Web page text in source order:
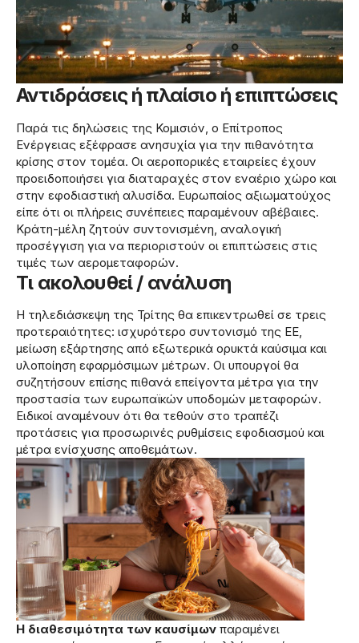
Αντιδράσεις ή πλαίσιο ή επιπτώσεις
Παρά τις δηλώσεις της Κομισιόν, ο Επίτροπος
Ενέργειας εξέφρασε ανησυχία για την πιθανότητα
κρίσης στον τομέα. Οι αεροπορικές εταιρείες έχουν
προειδοποιήσει για διαταραχές στον εναέριο χώρο και
στην εφοδιαστική αλυσίδα. Ευρωπαίος αξιωματούχος
είπε ότι οι πλήρεις συνέπειες παραμένουν αβέβαιες.
Κράτη-μέλη ζητούν συντονισμένη, αναλογική
προσέγγιση για να περιοριστούν οι επιπτώσεις στις
τιμές των αερομεταφορών.
Τι ακολουθεί / ανάλυση
Η τηλεδιάσκεψη της Τρίτης θα επικεντρωθεί σε τρεις
προτεραιότητες: ισχυρότερο συντονισμό της ΕΕ,
μείωση εξάρτησης από εξωτερικά ορυκτά καύσιμα και
υλοποίηση εφαρμόσιμων μέτρων. Οι υπουργοί θα
συζητήσουν επίσης πιθανά επείγοντα μέτρα για την
προστασία των ευρωπαϊκών υποδομών μεταφορών.
Ειδικοί αναμένουν ότι θα τεθούν στο τραπέζι
προτάσεις για προσωρινές ρυθμίσεις εφοδιασμού και
μέτρα ενίσχυσης αποθεμάτων.
Η διαθεσιμότητα των καυσίμων παραμένει